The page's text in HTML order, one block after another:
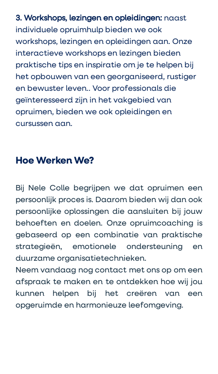
3. Workshops, lezingen en opleidingen: naast
individuele opruimhulp bieden we ook
workshops, lezingen en opleidingen aan. Onze
interactieve workshops en lezingen bieden
praktische tips en inspiratie om je te helpen bij
het opbouwen van een georganiseerd, rustiger
en bewuster leven.. Voor professionals die
geïnteresseerd zijn in het vakgebied van
opruimen, bieden we ook opleidingen en
cursussen aan.
Hoe Werken We?
Bij Nele Colle begrijpen we dat opruimen een
persoonlijk proces is. Daarom bieden wij dan ook
persoonlijke oplossingen die aansluiten bij jouw
behoeften en doelen. Onze opruimcoaching is
gebaseerd op een combinatie van praktische
strategieën, emotionele ondersteuning en
duurzame organisatietechnieken.
Neem vandaag nog contact met ons op om een
afspraak te maken en te ontdekken hoe wij jou
kunnen helpen bij het creëren van een
opgeruimde en harmonieuze leefomgeving.